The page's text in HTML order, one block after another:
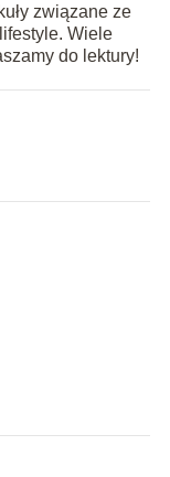
związane ze
Wiele
do lektury!